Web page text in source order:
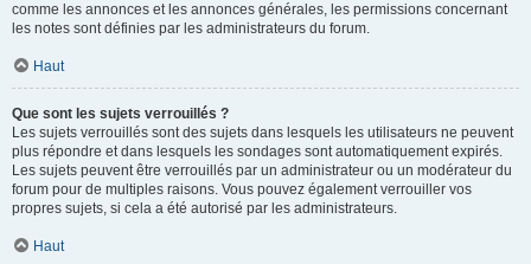
comme les annonces et les annonces générales, les permissions concernant
les notes sont définies par les administrateurs du forum.
Haut
Que sont les sujets verrouillés ?
Les sujets verrouillés sont des sujets dans lesquels les utilisateurs ne peuvent
plus répondre et dans lesquels les sondages sont automatiquement expirés.
Les sujets peuvent être verrouillés par un administrateur ou un modérateur du
forum pour de multiples raisons. Vous pouvez également verrouiller vos
propres sujets, si cela a été autorisé par les administrateurs.
Haut